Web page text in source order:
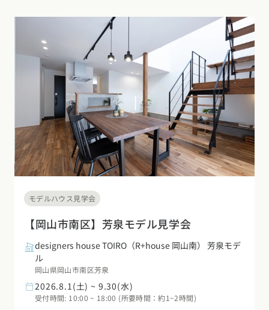
福岡県 佐賀県長崎県熊本県大分県 宮崎県鹿児島県
沖縄県
デザインコンテスト
大阪府 京都府 奈良県和歌山県
中国エリア
広島県 岡山県鳥取県島根県 山口県
四国エリア
香川県徳島県愛媛県高知県
福岡県佐賀県長崎県
沖縄県
モデルハウス見学会
【岡山市南区】芳泉モデル見学会
designers house TOIRO（R+house 岡山南） 芳泉モデ
ル
岡山県岡山市南区芳泉
2026.8.1(土) ~ 9.30(水)
受付時間: 10:00 ~ 18:00 (所要時間：約1~2時間)